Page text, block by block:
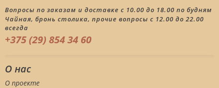
Вопросы по заказам и доставке с 10.00 до 18.00 по будням
Чайная, бронь столика, прочие вопросы с 12.00 до 22.00
всегда
+375 (29) 854 34 60
О нас
О проекте